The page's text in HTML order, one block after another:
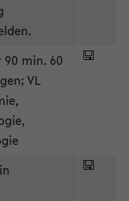
90 min. 60
VL